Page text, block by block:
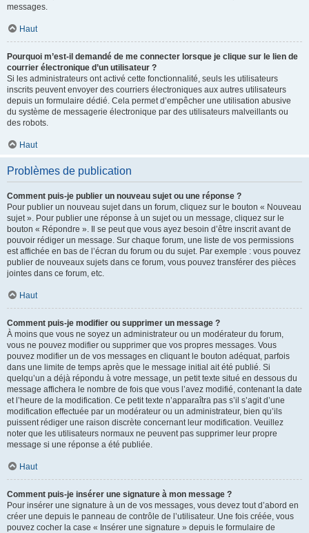
messages.
Haut
Pourquoi m’est-il demandé de me connecter lorsque je clique sur le lien de
courrier électronique d’un utilisateur ?
Si les administrateurs ont activé cette fonctionnalité, seuls les utilisateurs
inscrits peuvent envoyer des courriers électroniques aux autres utilisateurs
depuis un formulaire dédié. Cela permet d’empêcher une utilisation abusive
du système de messagerie électronique par des utilisateurs malveillants ou
des robots.
Haut
Problèmes de publication
Comment puis-je publier un nouveau sujet ou une réponse ?
Pour publier un nouveau sujet dans un forum, cliquez sur le bouton « Nouveau
sujet ». Pour publier une réponse à un sujet ou un message, cliquez sur le
bouton « Répondre ». Il se peut que vous ayez besoin d’être inscrit avant de
pouvoir rédiger un message. Sur chaque forum, une liste de vos permissions
est affichée en bas de l’écran du forum ou du sujet. Par exemple : vous pouvez
publier de nouveaux sujets dans ce forum, vous pouvez transférer des pièces
jointes dans ce forum, etc.
Haut
Comment puis-je modifier ou supprimer un message ?
À moins que vous ne soyez un administrateur ou un modérateur du forum,
vous ne pouvez modifier ou supprimer que vos propres messages. Vous
pouvez modifier un de vos messages en cliquant le bouton adéquat, parfois
dans une limite de temps après que le message initial ait été publié. Si
quelqu’un a déjà répondu à votre message, un petit texte situé en dessous du
message affichera le nombre de fois que vous l’avez modifié, contenant la date
et l’heure de la modification. Ce petit texte n’apparaîtra pas s’il s’agit d’une
modification effectuée par un modérateur ou un administrateur, bien qu’ils
puissent rédiger une raison discrète concernant leur modification. Veuillez
noter que les utilisateurs normaux ne peuvent pas supprimer leur propre
message si une réponse a été publiée.
Haut
Comment puis-je insérer une signature à mon message ?
Pour insérer une signature à un de vos messages, vous devez tout d’abord en
créer une depuis le panneau de contrôle de l’utilisateur. Une fois créée, vous
pouvez cocher la case « Insérer une signature » depuis le formulaire de